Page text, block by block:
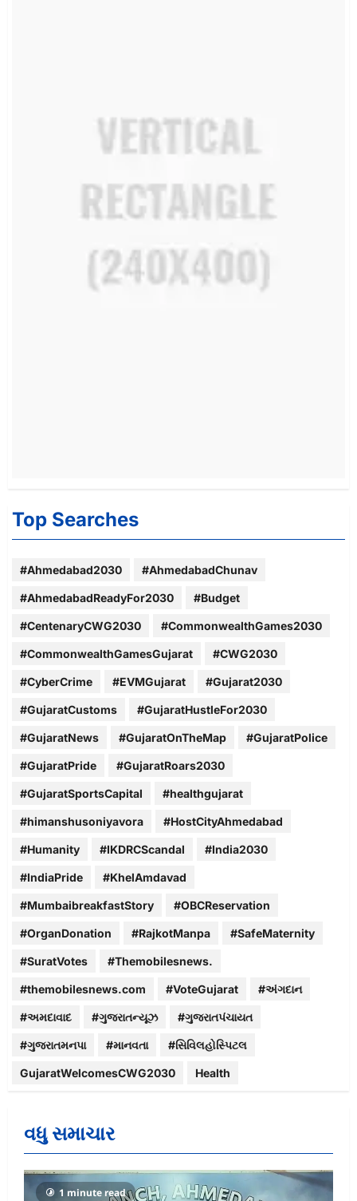
Top Searches
#Ahmedabad2030 #AhmedabadChunav
#AhmedabadReadyFor2030 #Budget
#CentenaryCWG2030 #CommonwealthGames2030
#CommonwealthGamesGujarat #CWG2030
#CyberCrime #EVMGujarat #Gujarat2030
#GujaratCustoms #GujaratHustleFor2030
#GujaratNews #GujaratOnTheMap #GujaratPolice
#GujaratPride #GujaratRoars2030
#GujaratSportsCapital #healthgujarat
#himanshusoniyavora #HostCityAhmedabad
#Humanity #IKDRCScandal #India2030
#IndiaPride #KhelAmdavad
#MumbaibreakfastStory #OBCReservation
#OrganDonation #RajkotManpa #SafeMaternity
#SuratVotes #Themobilesnews.
#themobilesnews.com #VoteGujarat #અંગદાન
#અમદાવાદ #ગુજરાતન્યૂઝ #ગુજરાતપંચાયત
#ગુજરાતમનપા #માનવતા #સિવિલહોસ્પિટલ
GujaratWelcomesCWG2030 Health
વધુ સમાચાર
1 minute read